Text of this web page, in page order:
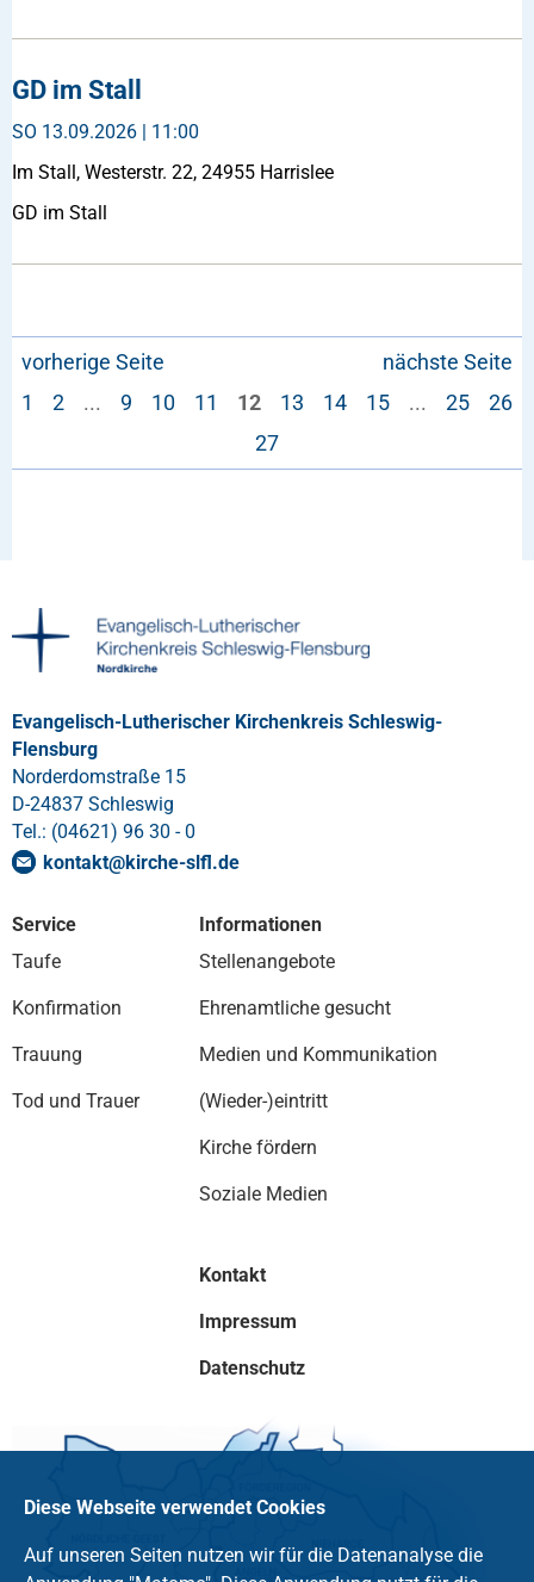
GD im Stall
SO 13.09.2026 | 11:00
Im Stall, Westerstr. 22, 24955 Harrislee
GD im Stall
vorherige Seite
1
2 ... 9 10 11 12 13 14 15 ... 25
26
27
nächste Seite
Evangelisch-Lutherischer Kirchenkreis Schleswig-
Flensburg
Norderdomstraße 15
D-24837 Schleswig
Tel.: (04621) 96 30 - 0
kontakt@kirche-slfl.de
Service
Taufe
Konfirmation
Trauung
Tod und Trauer
Informationen
Stellenangebote
Ehrenamtliche gesucht
Medien und Kommunikation
(Wieder-)eintritt
Kirche fördern
Soziale Medien
Kontakt
Impressum
Datenschutz
Diese Webseite verwendet Cookies
Auf unseren Seiten nutzen wir für die Datenanalyse die